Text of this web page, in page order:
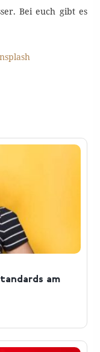
Bei euch gibt es
am